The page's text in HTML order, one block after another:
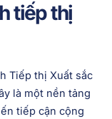
tiếp thị
Tiếp thị Xuất sắc
là một nền tảng
tiếp cận cộng